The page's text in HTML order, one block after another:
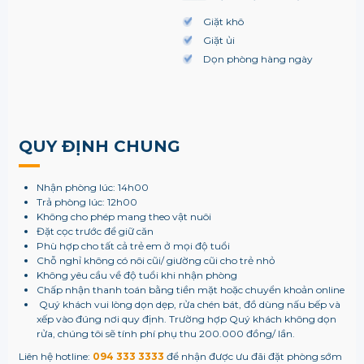
Giặt khô
Giặt ủi
Dọn phòng hàng ngày
QUY ĐỊNH CHUNG
Nhận phòng lúc: 14h00
Trả phòng lúc: 12h00
Không cho phép mang theo vật nuôi
Đặt cọc trước để giữ căn
Phù hợp cho tất cả trẻ em ở mọi độ tuổi
Chỗ nghỉ không có nôi cũi/ giường cũi cho trẻ nhỏ
Không yêu cầu về độ tuổi khi nhận phòng
Chấp nhận thanh toán bằng tiền mặt hoặc chuyển khoản online
Quý khách vui lòng dọn dẹp, rửa chén bát, đồ dùng nấu bếp và
xếp vào đúng nơi quy định. Trường hợp Quý khách không dọn
rửa, chúng tôi sẽ tính phí phụ thu 200.000 đồng/ lần.
Liên hệ hotline: 094 333 3333 để nhận được ưu đãi đặt phòng sớm